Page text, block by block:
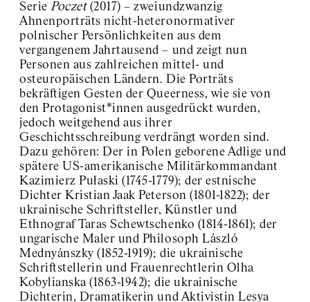
SeriePoczet(2017) – zweiundzwanzig
Ahnenporträts nicht-heteronormativer
polnischer Persönlichkeiten aus dem
vergangenem Jahrtausend – und zeigt nun
Personen aus zahlreichen mittel- und
osteuropäischen Ländern. Die Porträts
bekräftigen Gesten der Queerness, wie sie von
den Protagonist*innen ausgedrückt wurden,
jedoch weitgehend aus ihrer
Geschichtsschreibung verdrängt worden sind.
Dazu gehören: Der in Polen geborene Adlige und
spätere US-amerikanische Militärkommandant
Kazimierz Pułaski (1745-1779); der estnische
Dichter Kristian Jaak Peterson (1801-1822); der
ukrainische Schriftsteller, Künstler und
Ethnograf Taras Schewtschenko (1814-1861); der
ungarische Maler und Philosoph László
Mednyánszky (1852-1919); die ukrainische
Schriftstellerin und Frauenrechtlerin Olha
Kobylianska (1863-1942); die ukrainische
Dichterin, Dramatikerin und Aktivistin Lesya